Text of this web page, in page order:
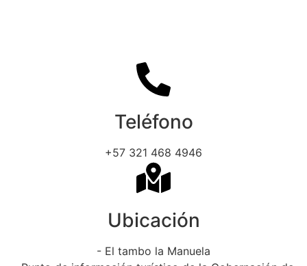
Teléfono
+57 321 468 4946
Ubicación
- El tambo la Manuela